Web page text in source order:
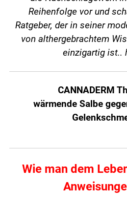
Reihenfolge vor und
Ratgeber, der in seiner
von althergebrachtem
einzigartig ist..
CANNADERM
wärmende Salbe
Wie man dem